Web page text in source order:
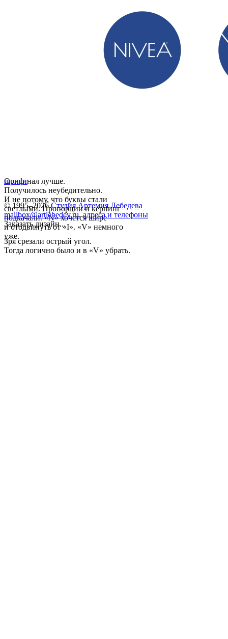
Оригинал лучше.
Получилось неубедительно.
И не потому, что буквы стали
светлыми. Пропорции и кернинг
подкачали. «N» хочется шире
и отодвинуть от «I». «V» немного
уже.
Зря срезали острый угол.
Тогда логично было и в «V» убрать.
шрифт
© 1995–2026 Студия Артемия Лебедева
mailbox@artlebedev.ru, адреса и телефоны
Заказать дизайн...